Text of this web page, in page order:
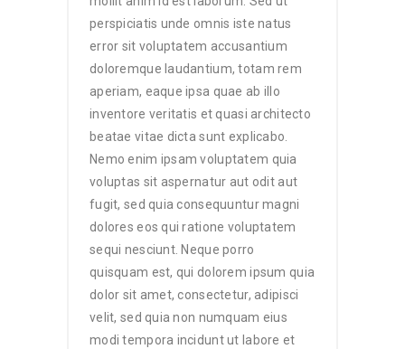
perspiciatis unde omnis iste natus
error sit voluptatem accusantium
doloremque laudantium, totam rem
aperiam, eaque ipsa quae ab illo
inventore veritatis et quasi architecto
beatae vitae dicta sunt explicabo.
Nemo enim ipsam voluptatem quia
voluptas sit aspernatur aut odit aut
fugit, sed quia consequuntur magni
dolores eos qui ratione voluptatem
sequi nesciunt. Neque porro
quisquam est, qui dolorem ipsum quia
dolor sit amet, consectetur, adipisci
velit, sed quia non numquam eius
modi tempora incidunt ut labore et